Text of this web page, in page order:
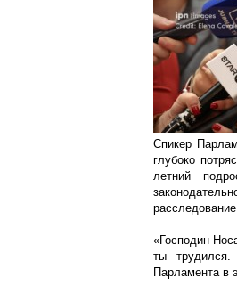
Спикер
глубоко
летний
«Господин
ты
Парламента в